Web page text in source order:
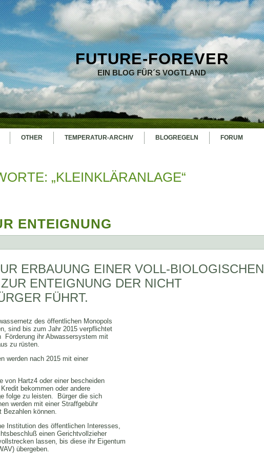
FUTURE-FOREVER
EIN BLOG FÜR´S VOGTLAND
OTHER TEMPERATUR-ARCHIV BLOGREGELN FORUM
„KLEINKLÄRANLAGE“
ENTEIGNUNG
ERBAUUNG EINER VOLL-BIOLOGISCHEN
ENTEIGNUNG DER NICHT
FÜHRT.
des öffentlichen Monopols
sind bis zum Jahr 2015 verpflichtet
ihr Abwassersystem mit
zu rüsten.
werden nach 2015 mit einer
von Hartz4 oder einer bescheiden
bekommen oder andere
folge zu leisten. Bürger die sich
werden mit einer Straffgebühr
können.
Institution des öffentlichen Interesses,
einen Gerichtvollzieher
lassen, bis diese ihr Eigentum
übergeben.